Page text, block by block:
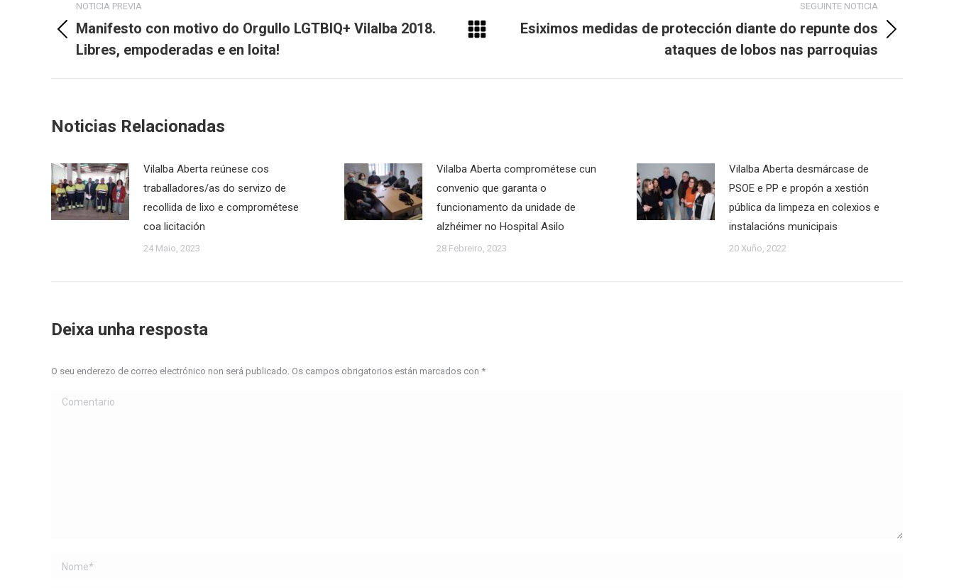
navigation
NOTICIA PREVIA
Previous
post:
Manifesto con motivo do Orgullo LGTBIQ+ Vilalba 2018.
Libres, empoderadas e en loita!
SEGUINTE NOTICIA
Next
Esiximos medidas de protección diante do repunte dos
ataques de lobos nas parroquias
Noticias Relacionadas
Vilalba Aberta reúnese cos
traballadores/as do servizo de
recollida de lixo e comprométese
coa licitación
24 Maio, 2023
Vilalba Aberta comprométese cun
convenio que garanta o
funcionamento da unidade de
alzhéimer no Hospital Asilo
28 Febreiro, 2023
Vilalba Aberta desmárcase de
PSOE e PP e propón a xestión
pública da limpeza en colexios e
instalacións municipais
20 Xuño, 2022
Deixa unha resposta
O seu enderezo de correo electrónico non será publicado. Os campos obrigatorios están marcados con *
Comentario
Name *